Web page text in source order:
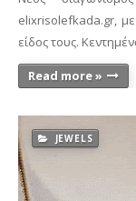
elixrisolefkada.gr,
είδος τους.
Read more »
JEWELS